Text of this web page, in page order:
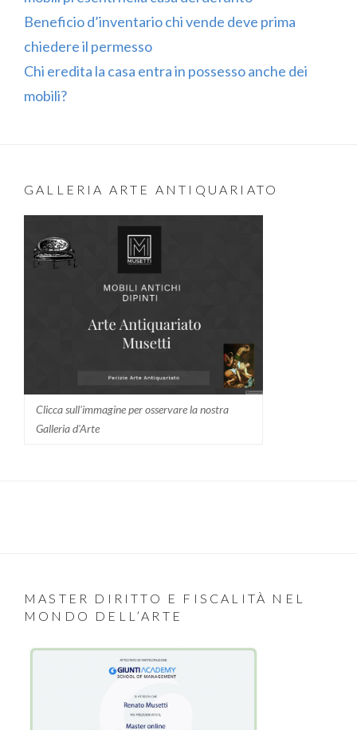
Beneficio d’inventario chi vende deve prima
chiedere il permesso
Chi eredita la casa entra in possesso anche dei
mobili?
GALLERIA ARTE ANTIQUARIATO
Clicca sull'immagine per osservare la nostra
Galleria d'Arte
MASTER DIRITTO E FISCALITÀ NEL
MONDO DELL’ARTE